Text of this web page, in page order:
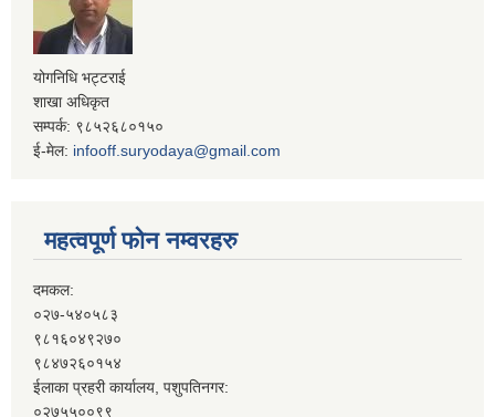
योगनिधि भट्टराई
शाखा अधिकृत
सम्पर्क: ९८५२६८०१५०
ई-मेल: infooff.suryodaya@gmail.com
महत्वपूर्ण फोन नम्वरहरु
दमकल:
०२७-५४०५८३
९८१६०४९२७०
९८४७२६०१५४
ईलाका प्रहरी कार्यालय, पशुपतिनगर:
०२७५५००९९